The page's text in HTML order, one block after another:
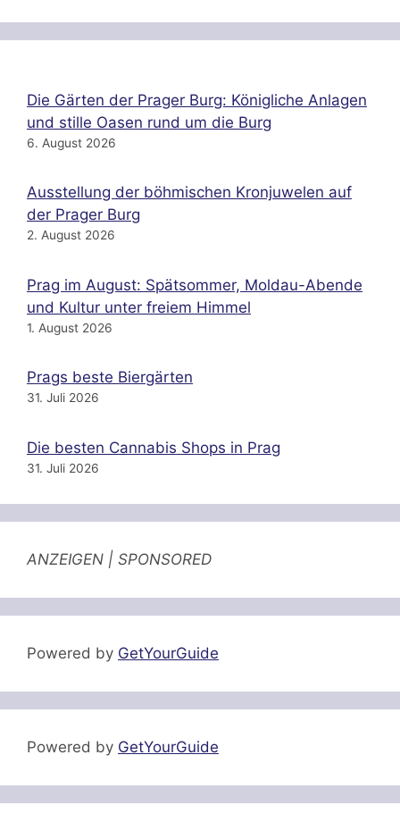
r
p
e
t
n
Die Gärten der Prager Burg: Königliche Anlagen
und stille Oasen rund um die Burg
6. August 2026
Ausstellung der böhmischen Kronjuwelen auf
der Prager Burg
2. August 2026
Prag im August: Spätsommer, Moldau-Abende
und Kultur unter freiem Himmel
1. August 2026
Prags beste Biergärten
31. Juli 2026
Die besten Cannabis Shops in Prag
31. Juli 2026
ANZEIGEN | SPONSORED
Powered by GetYourGuide
Powered by GetYourGuide